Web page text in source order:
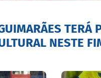
TERÁ
NESTE